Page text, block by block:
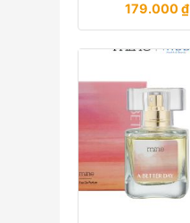
179.000₫